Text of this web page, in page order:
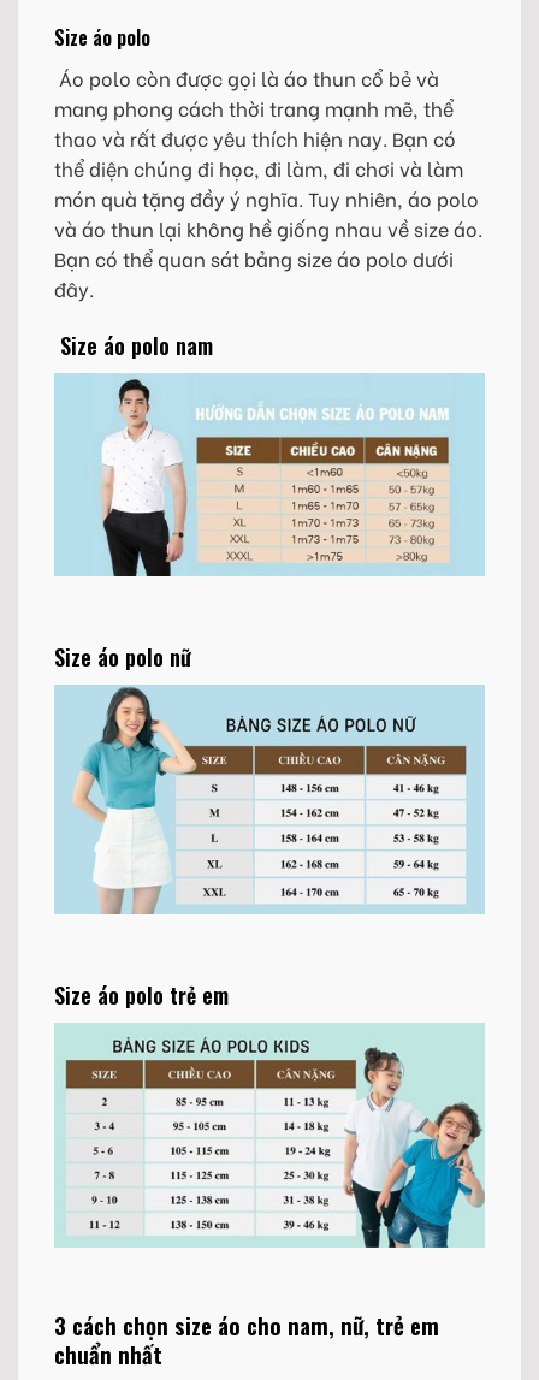
Size áo polo
Áo polo còn được gọi là áo thun cổ bẻ và
mang phong cách thời trang mạnh mẽ, thể
thao và rất được yêu thích hiện nay. Bạn có
thể diện chúng đi học, đi làm, đi chơi và làm
món quà tặng đầy ý nghĩa. Tuy nhiên, áo polo
và áo thun lại không hề giống nhau về size áo.
Bạn có thể quan sát bảng size áo polo dưới
đây.
Size áo polo nam
Size áo polo nữ
Size áo polo trẻ em
3 cách chọn size áo cho nam, nữ, trẻ em
chuẩn nhất